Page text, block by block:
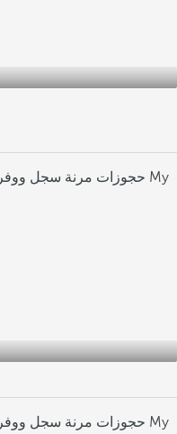
حجوزات مرنة سجل ووفر 4٪
حجوزات مرنة سجل ووفر 4٪